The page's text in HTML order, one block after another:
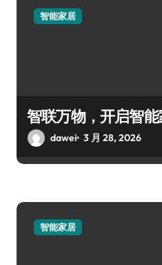
智能家居
智联万物，开启智
dawei 3 月 28, 2026
智能家居